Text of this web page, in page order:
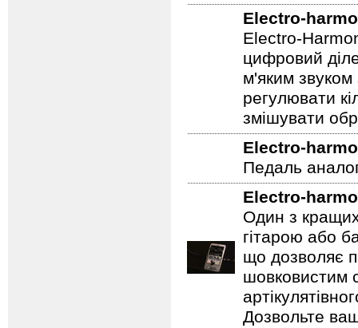
Electro-
Electro-
цифровий
м'яким
регулювати
змішувати
Electro-
Педаль
Electro-
Один з
гітарою або
що дозволяє
шовковистим
Дозвольте